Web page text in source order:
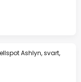
Ashlyn, svart,